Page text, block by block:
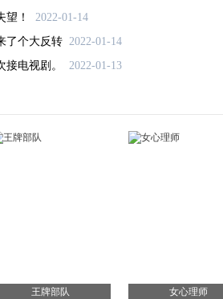
！
2022-01-14
了个大反转 2022-01-14
电视剧。
2022-01-13
王牌部队 女心理师